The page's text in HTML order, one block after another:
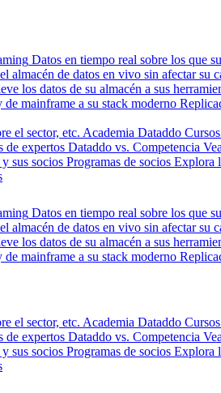
Datos en tiempo real sobre los que
almacén de datos en vivo sin afectar su
los datos de su almacén a sus
mainframe a su stack moderno
el sector, etc. Academia Dataddo
de expertos Dataddo vs. Competencia
sus socios Programas de socios Explora
Datos en tiempo real sobre los que
almacén de datos en vivo sin afectar su
los datos de su almacén a sus
mainframe a su stack moderno
el sector, etc. Academia Dataddo
de expertos Dataddo vs. Competencia
sus socios Programas de socios Explora